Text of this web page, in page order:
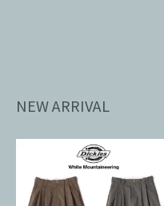
NEW ARRIVAL